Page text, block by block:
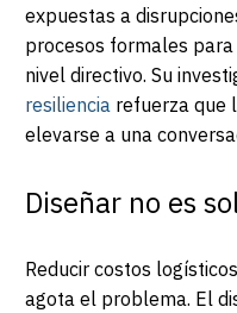
expuestas a
procesos formales
nivel directivo. Su
resiliencia refuerza que
elevarse a una
Diseñar no es
Reducir costos
agota el problema. El